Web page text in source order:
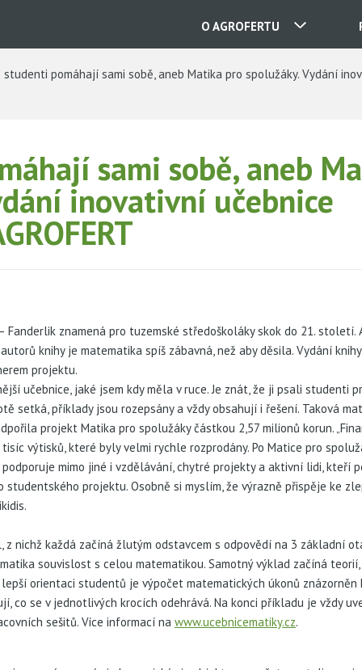
O AGROFERTU
O NÁS
pomáhají sami sobě, aneb Matika pro spolužáky. Vydání
sami sobě, aneb
inovativní učebnice
Fanderlik znamená pro tuzemské středoškoláky skok do 21.
knihy je matematika spíš zábavná, než aby děsila. Vydání
projektu.
učebnice, jaké jsem kdy měla v ruce. Je znát, že ji psali studenti
setká, příklady jsou rozepsány a vždy obsahují i řešení. Taková
projekt Matika pro spolužáky částkou 2,57 milionů korun.
výtisků, které byly velmi rychle rozprodány. Po Matice pro
podporuje mimo jiné i vzdělávání, chytré projekty a aktivní lidi, kteří
projektu. Osobně si myslím, že výrazně přispěje ke
nichž každá začíná žlutým odstavcem s odpovědí na 3 základní
souvislost s celou matematikou. Samotný výklad začíná
orientaci studentů je výpočet matematických úkonů
co se v jednotlivých krocích odehrává. Na konci příkladu je vždy
sešitů. Více informací na www.ucebnicematiky.cz.